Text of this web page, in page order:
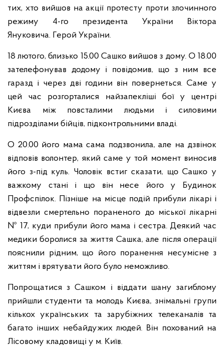
тих, хто вийшов на акції протесту проти злочинного
режиму 4-го президента України Віктора
Януковича. Герой України.
18 лютого, близько 15.00 Сашко вийшов з дому. О 18.00
зателефонував додому і повідомив, що з ним все
гаразд і через дві години він повернеться. Саме у
цей час розгорталися найзапекліші бої у центрі
Києва між повсталими людьми і силовими
підрозділами бійців, підконтрольними владі.
О 20.00 його мама сама подзвонила, але на дзвінок
відповів волонтер, який саме у той момент виносив
його з-під куль. Чоловік встиг сказати, що Сашко у
важкому стані і що він несе його у Будинок
Профспілок. Пізніше на місце подій прибули лікарі і
відвезли смертельно пораненого до міської лікарні
№ 17, куди прибули його мама і сестра. Деякий час
медики боролися за життя Сашка, але після операції
пояснили рідним, що його поранення несумісне з
життям і врятувати його було неможливо.
Попрощатися з Сашком і віддати шану загиблому
прийшли студенти та молодь Києва, знімальні групи
кількох українських та зарубіжних телеканалів та
багато інших небайдужих людей. Він похований на
Лісовому кладовищі у м. Київ.